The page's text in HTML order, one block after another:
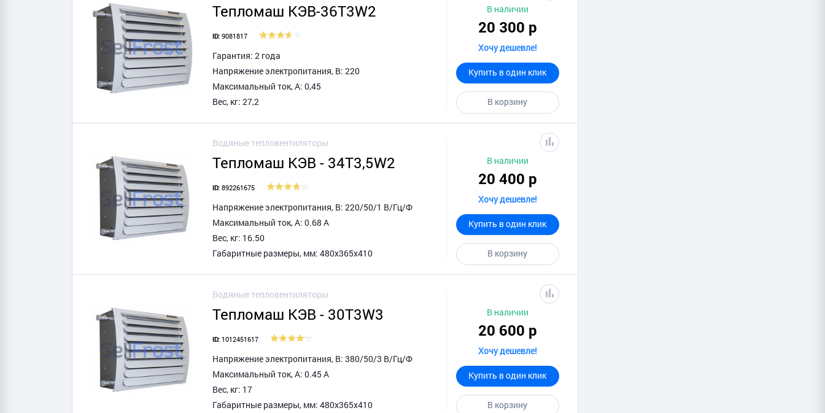
Тепломаш КЭВ-36Т3W2
ID:9081817
Гарантия: 2 года
Напряжение электропитания, В: 220
Максимальный ток, А: 0,45
Вес, кг: 27,2
В наличии
20 300 р
Хочу дешевле!
Купить в один клик
В корзину
Водяные тепловентиляторы
Тепломаш КЭВ - 34Т3,5W2
ID:892261675
Напряжение электропитания, В: 220/50/1 В/Гц/Ф
Максимальный ток, А: 0.68 А
Вес, кг: 16.50
Габаритные размеры, мм: 480х365х410
В наличии
20 400 р
Хочу дешевле!
Купить в один клик
В корзину
Водяные тепловентиляторы
Тепломаш КЭВ - 30Т3W3
ID: 1012451617
Напряжение электропитания, В: 380/50/3 В/Гц/Ф
Максимальный ток, А: 0.45 А
Вес, кг: 17
Габаритные размеры, мм: 480х365х410
В наличии
20 600 р
Хочу дешевле!
Купить в один клик
В корзину